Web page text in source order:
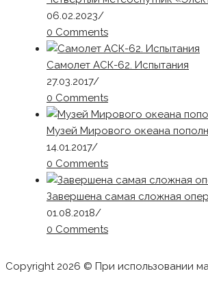
06.02.2023/
0 Comments
Самолет АСК-62. Испытания
27.03.2017/
0 Comments
Музей Мирового океана
14.01.2017/
0 Comments
Завершена самая сложная
01.08.2018/
0 Comments
Copyright 2026 © При использовании